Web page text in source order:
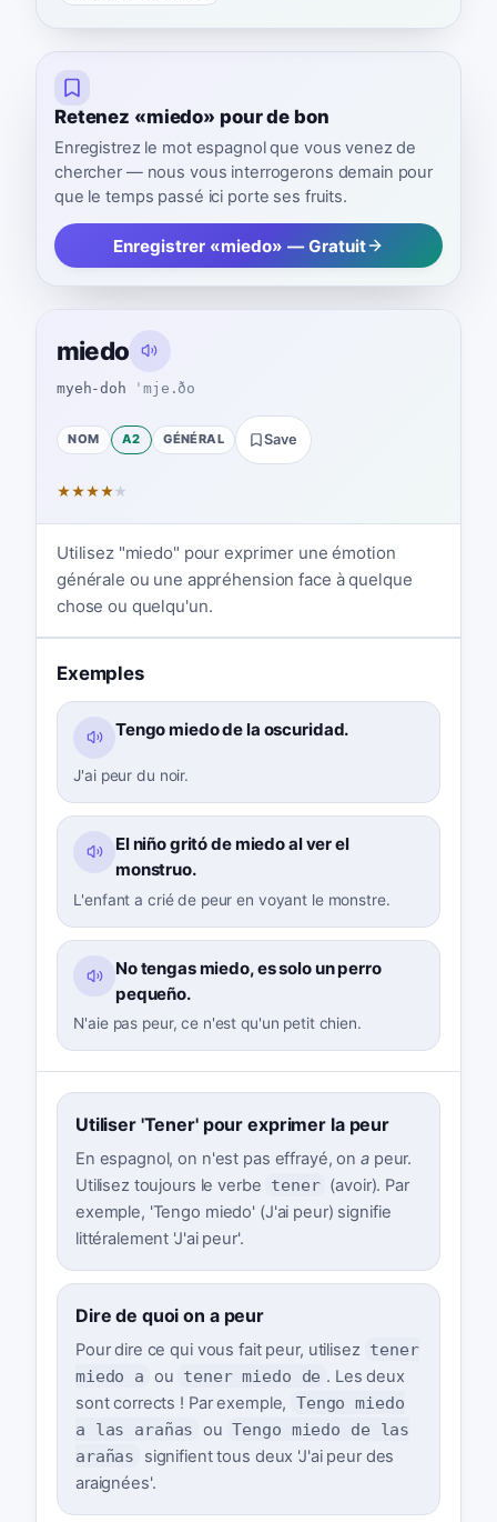
Retenez «miedo» pour de bon
Enregistrez le mot espagnol que vous venez de
chercher — nous vous interrogerons demain pour
que le temps passé ici porte ses fruits.
Enregistrer «miedo» — Gratuit
miedo
myeh-doh ˈmje.ðo
NOM A2 GÉNÉRAL Save
★★★★★
Utilisez "miedo" pour exprimer une émotion
générale ou une appréhension face à quelque
chose ou quelqu'un.
Exemples
Tengo miedo de la oscuridad.
J'ai peur du noir.
El niño gritó de miedo al ver el
monstruo.
L'enfant a crié de peur en voyant le monstre.
No tengas miedo, es solo un perro
pequeño.
N'aie pas peur, ce n'est qu'un petit chien.
Utiliser 'Tener' pour exprimer la peur
En espagnol, on n'est pas effrayé, onapeur.
Utilisez toujours le verbe tener (avoir). Par
exemple, 'Tengo miedo' (J'ai peur) signifie
littéralement 'J'ai peur'.
Dire de quoi on a peur
Pour dire ce qui vous fait peur, utilisez tener
miedo a ou tener miedo de . Les deux
sont corrects ! Par exemple, Tengo miedo
a las arañas ou Tengo miedo de las
arañas
signifient tous deux 'J'ai peur des
araignées'.